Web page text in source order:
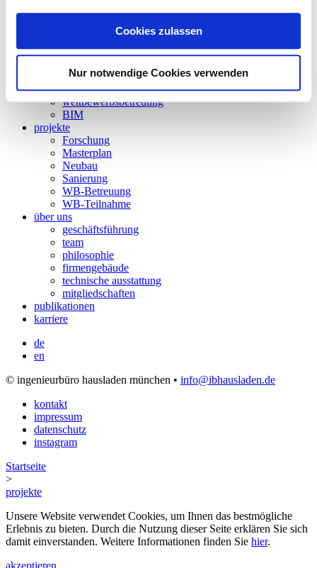
Cookies zulassen
Nur notwendige Cookies verwenden
thermische simulation
energieaudit
strömungssimulation
nachhaltigkeit
forschung
wettbewerbsbetreuung
BIM
projekte
Forschung
Masterplan
Neubau
Sanierung
WB-Betreuung
WB-Teilnahme
über uns
geschäftsführung
team
philosophie
firmengebäude
technische ausstattung
mitgliedschaften
publikationen
karriere
de
en
© ingenieurbüro hausladen münchen • info@ibhausladen.de
kontakt
impressum
datenschutz
instagram
Startseite
>
projekte
Unsere Website verwendet Cookies, um Ihnen das bestmögliche
Erlebnis zu bieten. Durch die Nutzung dieser Seite erklären Sie sich
damit einverstanden. Weitere Informationen finden Sie hier.